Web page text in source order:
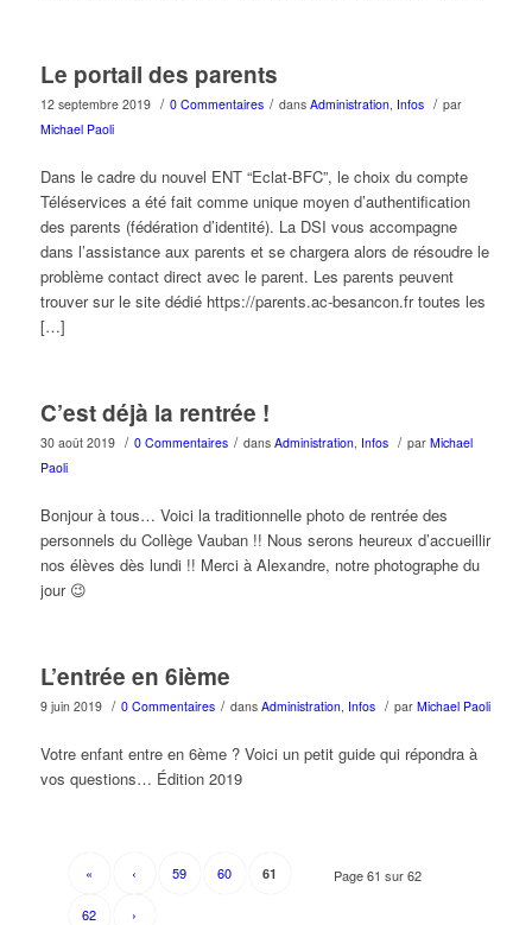
Le portail des parents
12 septembre 2019 / 0 Commentaires / dans Administration, Infos / par
Michael Paoli
Dans le cadre du nouvel ENT “Eclat-BFC”, le choix du compte
Téléservices a été fait comme unique moyen d’authentification
des parents (fédération d’identité). La DSI vous accompagne
dans l’assistance aux parents et se chargera alors de résoudre le
problème contact direct avec le parent. Les parents peuvent
trouver sur le site dédié https://parents.ac-besancon.fr toutes les
[…]
C’est déjà la rentrée !
30 août 2019 / 0 Commentaires / dans Administration, Infos / par Michael
Paoli
Bonjour à tous… Voici la traditionnelle photo de rentrée des
personnels du Collège Vauban !! Nous serons heureux d’accueillir
nos élèves dès lundi !! Merci à Alexandre, notre photographe du
jour 😉
L’entrée en 6ième
9 juin 2019 / 0 Commentaires / dans Administration, Infos / par Michael Paoli
Votre enfant entre en 6ème ? Voici un petit guide qui répondra à
vos questions… Édition 2019
Page 61 sur 62
« ‹ 59 60 61
62 ›